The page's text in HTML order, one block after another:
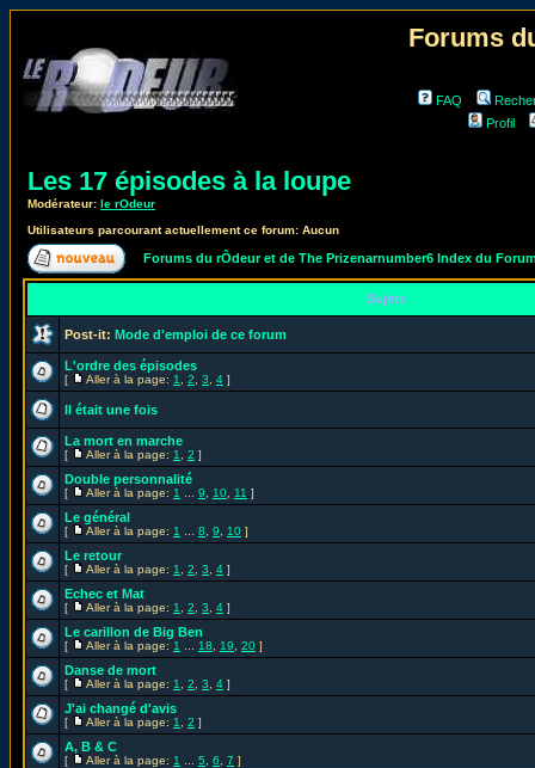
Forums
FAQ
Profil
Les 17 épisodes à la loupe
Modérateur: le rOdeur
Utilisateurs parcourant actuellement ce forum: Aucun
Forums du rÔdeur et de The Prizenarnumber6 Index du
Sujets
Post-it: Mode d'emploi de ce forum
L'ordre des épisodes
[ Aller à la page: 1 2 3 4 ]
Il était une fois
La mort en marche
[ Aller à la page: 1 2 ]
Double personnalité
[ Aller à la page: 1 9 10 11 ]
Le général
[ Aller à la page: 1 8 9 10 ]
Le retour
[ Aller à la page: 1 2 3 4 ]
Echec et Mat
[ Aller à la page: 1 2 3 4 ]
Le carillon de Big Ben
[ Aller à la page: 1 18 19 20 ]
Danse de mort
[ Aller à la page: 1 2 3 4 ]
J'ai changé d'avis
[ Aller à la page: 1 2 ]
A, B & C
[ Aller à la page: 1 5 6 7 ]